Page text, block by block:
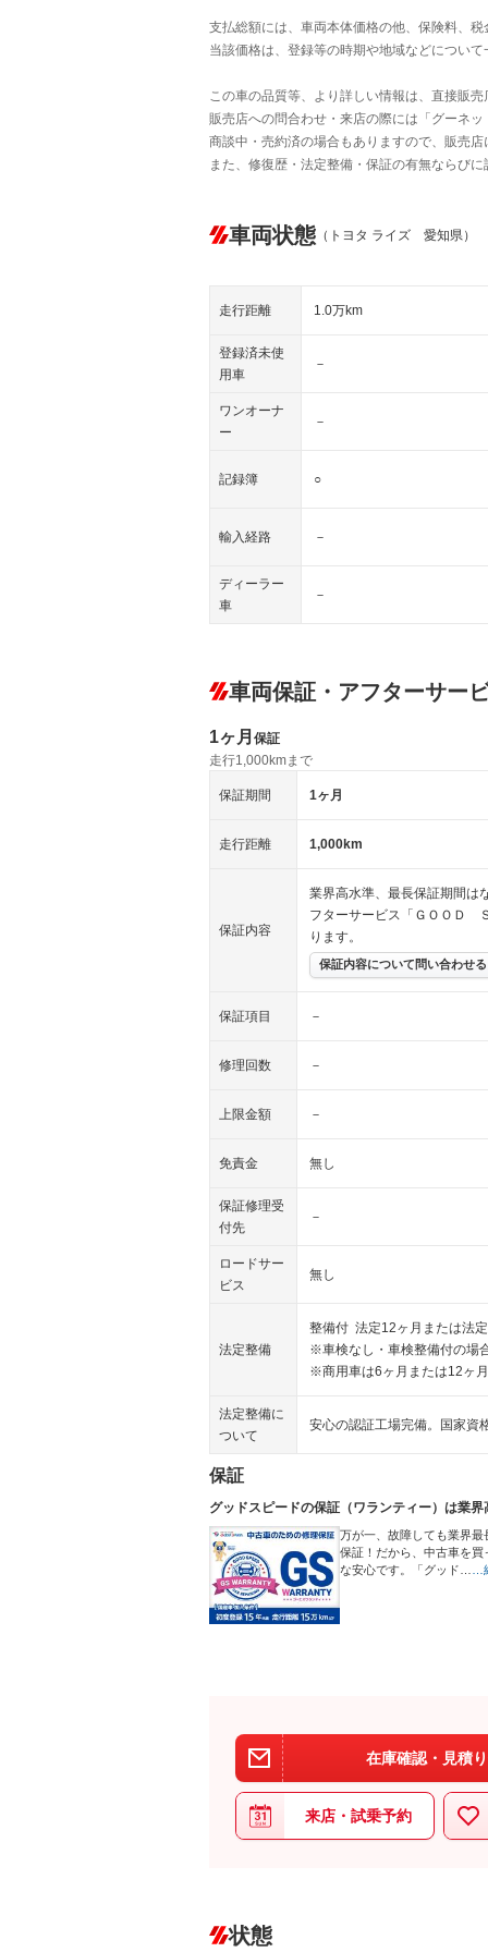
支払総額には、車両本体価格の他、保険料、
当該価格は、登録等の時期や地域などについ
この車の品質等、より詳しい情報は、直接販
販売店への問合わせ・来店の際には「グーネ
商談中・売約済の場合もありますので、販売
また、修復歴・法定整備・保証の有無ならび
車両状態 （トヨタ ライズ 愛知県）
走行距離 1.0万km
登録済未使
用車
－
ワンオーナ
ー
－
記録簿 ○
輸入経路 －
ディーラー
車
－
車両保証・アフターサー
1ヶ月 保証
走行1,000kmまで
保証期間 1ヶ月
走行距離 1,000km
保証内容
業界高水準、最長保証期間は
フターサービス「ＧＯＯＤ
ります。
保証内容について問い合わせる
保証項目 －
修理回数 －
上限金額 －
免責金 無し
保証修理受
付先
－
ロードサー
ビス
無し
法定整備
整備付 法定12ヶ月または法
※車検なし・車検整備付の場
※商用車は6ヶ月または12ヶ
法定整備に
ついて
安心の認証工場完備。国家資
保証
グッドスピードの保証（ワランティー）は業界
万が一、故障しても業界最
保証！だから、中古車を買
な安心です。「グッド…
…
在庫確認・見積
来店・試乗予約
状態